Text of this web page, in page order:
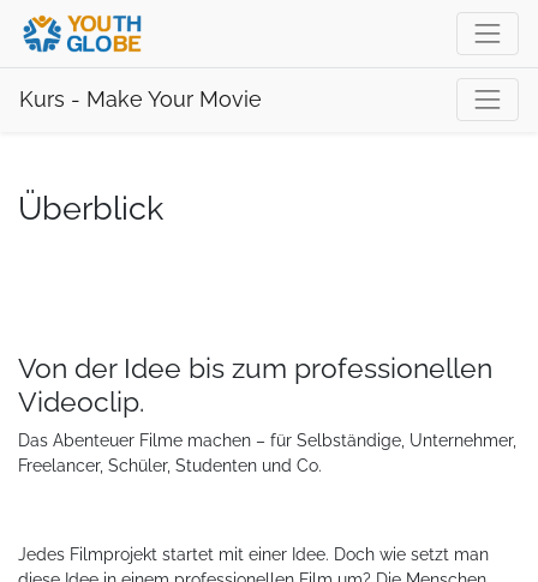
Kurs - Make Your Movie
Überblick
Von der Idee bis zum professionellen
Videoclip.
Das Abenteuer Filme machen – für Selbständige, Unternehmer,
Freelancer, Schüler, Studenten und Co.
Jedes Filmprojekt startet mit einer Idee. Doch wie setzt man